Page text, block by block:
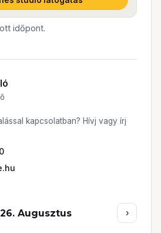
időpont.
kapcsolatban? Hívj vagy írj
Augusztus ›